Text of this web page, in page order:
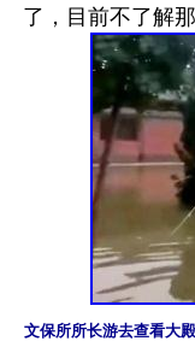
文保所所长游去查看大